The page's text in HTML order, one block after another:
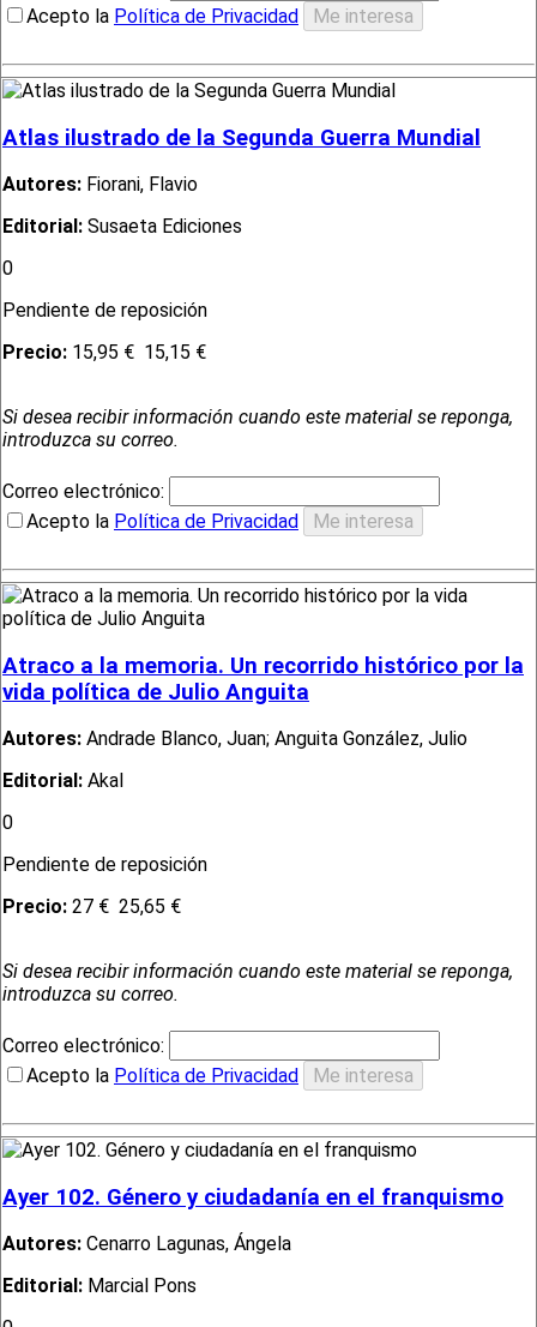
Acepto la Política de Privacidad
Atlas ilustrado de la Segunda Guerra Mundial
Autores: Fiorani, Flavio
Editorial: Susaeta Ediciones
0
Pendiente de reposición
Precio: 15,95 € 15,15 €
Si desea recibir información cuando este material se reponga,
introduzca su correo.
Correo electrónico:
Acepto la Política de Privacidad
Atraco a la memoria. Un recorrido histórico por la
vida política de Julio Anguita
Autores: Andrade Blanco, Juan; Anguita González, Julio
Editorial: Akal
0
Pendiente de reposición
Precio: 27 € 25,65 €
Si desea recibir información cuando este material se reponga,
introduzca su correo.
Correo electrónico:
Acepto la Política de Privacidad
Ayer 102. Género y ciudadanía en el franquismo
Autores: Cenarro Lagunas, Ángela
Editorial: Marcial Pons